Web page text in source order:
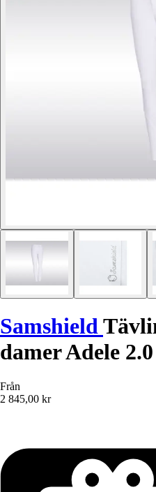
Samshield
damer Adele 2.0
Från
2 845,00 kr